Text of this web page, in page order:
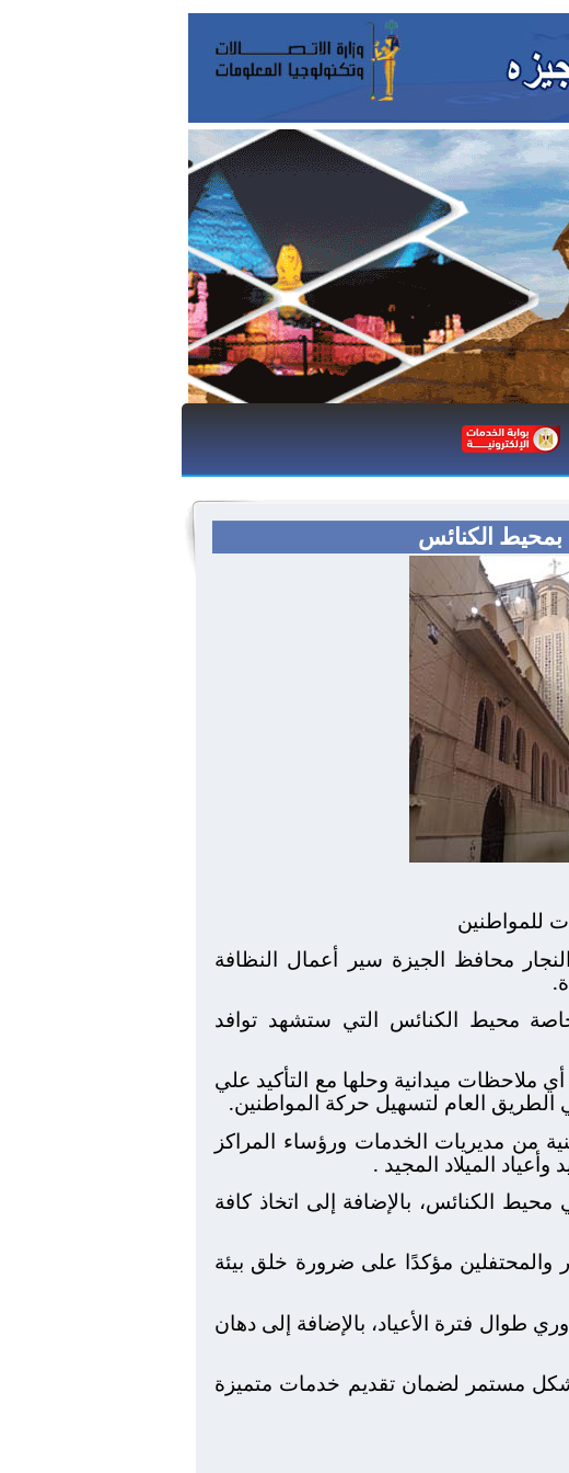
بمحيط الكنائس
للمواطنين
محافظ الجيزة سير أعمال النظافة
محيط الكنائس التي ستشهد توافد
ملاحظات ميدانية وحلها مع التأكيد علي
الطريق العام لتسهيل حركة المواطنين.
من مديريات الخدمات ورؤساء المراكز
الميلاد المجيد .
الكنائس، بالإضافة إلى اتخاذ كافة
والمحتفلين مؤكدًا على ضرورة خلق بيئة
طوال فترة الأعياد، بالإضافة إلى دهان
مستمر لضمان تقديم خدمات متميزة